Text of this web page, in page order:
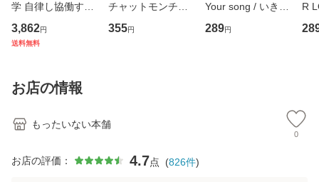
学 自律し協働する
専門職の看護マネ
ジメントスキル 改
恵 藤本幸三 / 南江
堂 [単行
3,862円
送料無料
チャットモンチー /
キューンレコード
[CD]【メール便送
355円
Your song / いきも
のがかり / [CD]
【メール便送料無
289円
R
産
お店の情報
もったいない本舗
0
お店の評価： 4.7点 (826件)